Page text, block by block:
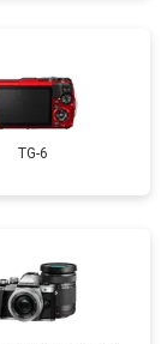
TG-6